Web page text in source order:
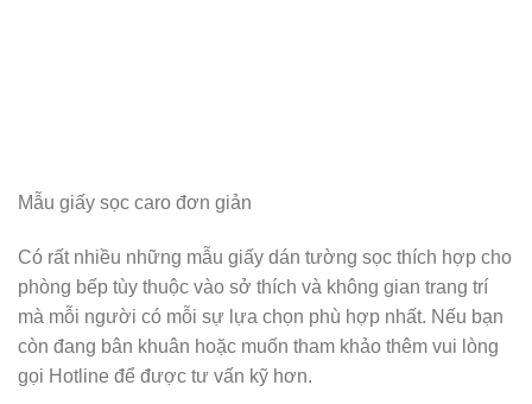
Mẫu giấy sọc caro đơn giản
Có rất nhiều những mẫu giấy dán tường sọc thích hợp cho
phòng bếp tùy thuộc vào sở thích và không gian trang trí
mà mỗi người có mỗi sự lựa chọn phù hợp nhất. Nếu bạn
còn đang bân khuân hoặc muốn tham khảo thêm vui lòng
gọi Hotline để được tư vấn kỹ hơn.